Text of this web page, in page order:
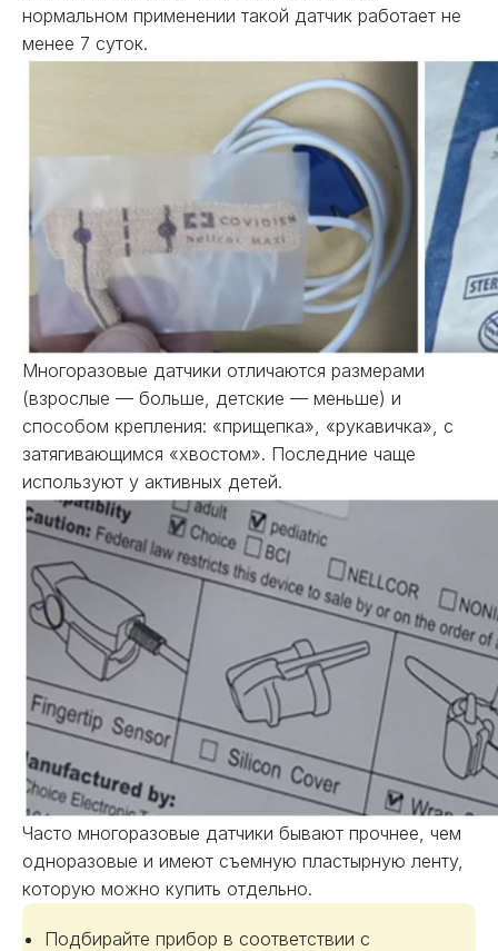
нормальном применении такой датчик работает не
менее 7 суток.
Многоразовые датчики отличаются размерами
(взрослые — больше, детские — меньше) и
способом крепления: «прищепка», «рукавичка», с
затягивающимся «хвостом». Последние чаще
используют у активных детей.
Часто многоразовые датчики бывают прочнее, чем
одноразовые и имеют съемную пластырную ленту,
которую можно купить отдельно.
Подбирайте прибор в соответствии с